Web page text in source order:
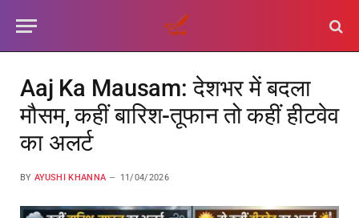
Aaj Ka Mausam: देशभर में बदला
मौसम, कहीं बारिश-तूफान तो कहीं हीटवेव
का अलर्ट
BY AYUSHI KHANNA 11/04/2026